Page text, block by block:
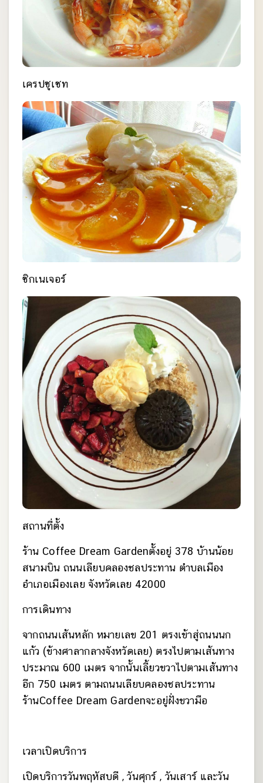
เครปซูเซท
ซิกเนเจอร์
สถานที่ตั้ง
ร้าน Coffee Dream Gardenตั้งอยู่ 378 บ้านน้อย
สนามบิน ถนนเลียบคลองชลประทาน ตำบลเมือง
อำเภอเมืองเลย จังหวัดเลย 42000
การเดินทาง
จากถนนเส้นหลัก หมายเลข 201 ตรงเข้าสู่ถนนนก
แก้ว (ข้างศาลากลางจังหวัดเลย) ตรงไปตามเส้นทาง
ประมาณ 600 เมตร จากนั้นเลี้ยวขวาไปตามเส้นทาง
อีก 750 เมตร ตามถนนเลียบคลองชลประทาน
ร้านCoffee Dream Gardenจะอยู่ฝั่งขวามือ
เวลาเปิดบริการ
เปิดบริการวันพฤหัสบดี , วันศุกร์ , วันเสาร์ และวัน